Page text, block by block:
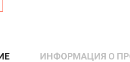
ИНФОРМАЦИЯ О